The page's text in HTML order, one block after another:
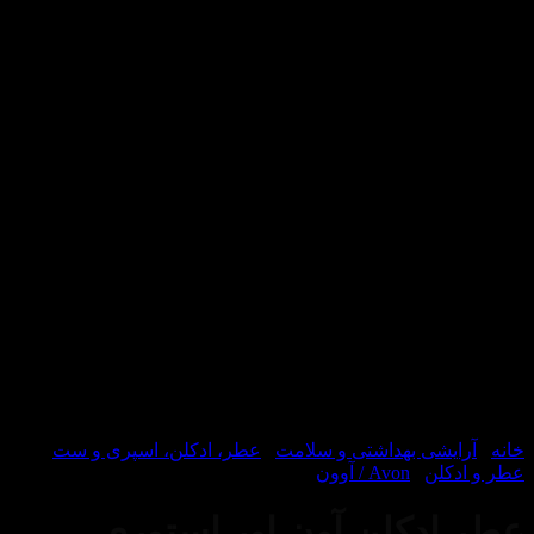
بهداشتی و سلامت / عطر، ادکلن، اسپری و ست /
/ Avon / آوون